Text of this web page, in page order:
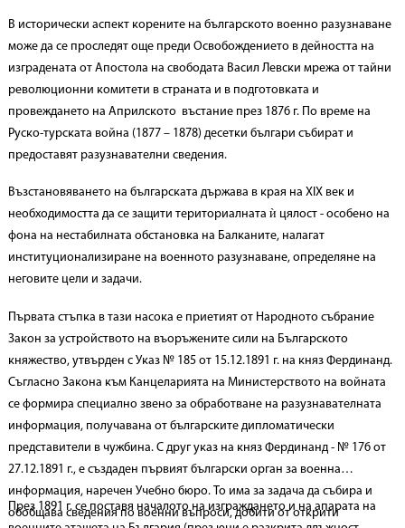
В исторически аспект корените на българското военно разузнаване
може да се проследят още преди Освобождението в дейността на
изградената от Апостола на свободата Васил Левски мрежа от тайни
революционни комитети в страната и в подготовката и
провеждането на Априлското въстание през 1876 г. По време на
Руско-турската война (1877 – 1878) десетки българи събират и
предоставят разузнавателни сведения.
Възстановяването на българската държава в края на ХІХ век и
необходимостта да се защити териториалната ѝ цялост - особено на
фона на нестабилната обстановка на Балканите, налагат
институционализиране на военното разузнаване, определяне на
неговите цели и задачи.
Първата стъпка в тази насока е приетият от Народното събрание
Закон за устройството на въоръжените сили на Българското
княжество, утвърден с Указ № 185 от 15.12.1891 г. на княз Фердинанд.
Съгласно Закона към Канцеларията на Министерството на войната
се формира специално звено за обработване на разузнавателната
информация, получавана от българските дипломатически
представители в чужбина. С друг указ на княз Фердинанд - № 176 от
27.12.1891 г., е създаден първият български орган за военна
информация, наречен Учебно бюро. То има за задача да събира и
обобщава сведения по военни въпроси, добити от открити
През 1891 г. се поставя началото на изграждането и на апарата на